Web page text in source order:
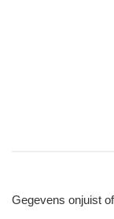
Gegevens onjuist